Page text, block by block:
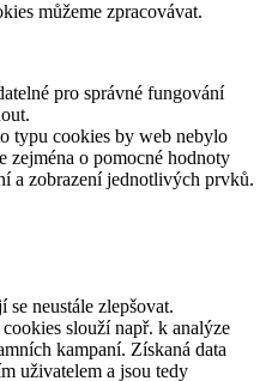
můžeme zpracovávat.
pro správné fungování
typu cookies by web nebylo
zejména o pomocné hodnoty
a zobrazení jednotlivých prvků.
neustále zlepšovat.
slouží např. k analýze
kampaní. Získaná data
uživatelem a jsou tedy